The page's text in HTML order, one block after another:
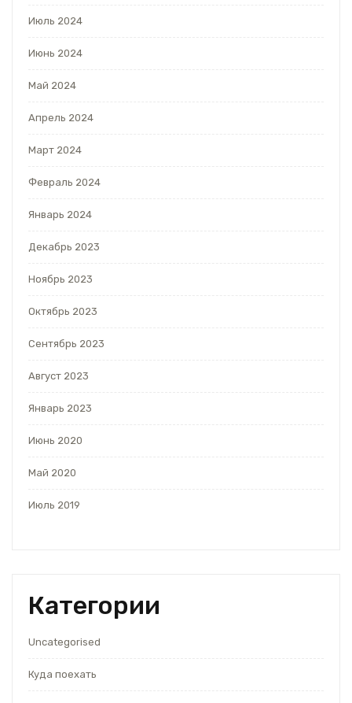
Июль 2024
Июнь 2024
Май 2024
Апрель 2024
Март 2024
Февраль 2024
Январь 2024
Декабрь 2023
Ноябрь 2023
Октябрь 2023
Сентябрь 2023
Август 2023
Январь 2023
Июнь 2020
Май 2020
Июль 2019
Категории
Uncategorised
Куда поехать